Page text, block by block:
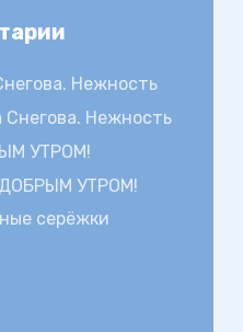
Нежность
Снегова. Нежность
УТРОМ!
УТРОМ!
серёжки